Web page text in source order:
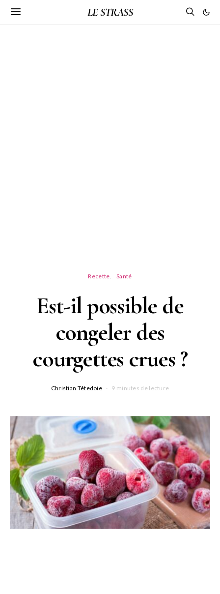
LE STRASS
Recette Santé
Est-il possible de
congeler des
courgettes crues ?
Christian Têtedoie 9 minutes de lecture